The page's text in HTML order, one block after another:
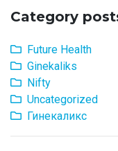
Category
Future Health
Ginekaliks
Nifty
Uncategorized
Гинекаликс